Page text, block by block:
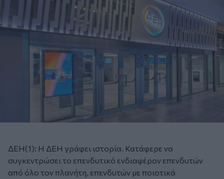
ΔΕΗ(1): Η ΔΕΗ γράφει ιστορία. Κατάφερε να
συγκεντρώσει το επενδυτικό ενδιαφέρον επενδυτών
από όλο τον πλανήτη, επενδυτών με ποιοτικά